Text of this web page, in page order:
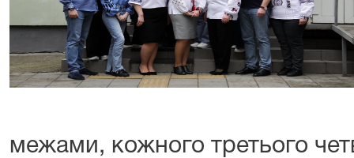
межами, кожного третього